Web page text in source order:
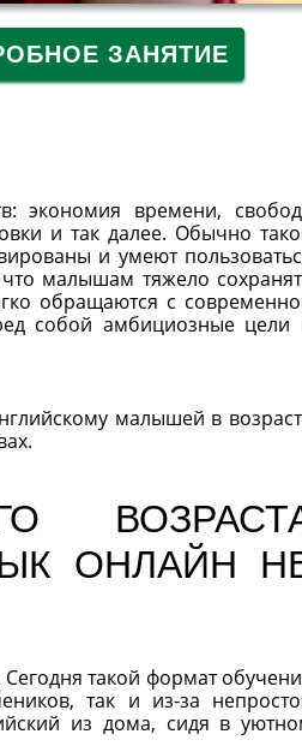
ЗАНЯТИЕ
экономия времени,
и так далее. Обычно
и умеют
малышам тяжело
обращаются с
собой амбициозные цели
малышей в
ОНЛАЙН
такой формат
так и из-за
из дома, сидя в